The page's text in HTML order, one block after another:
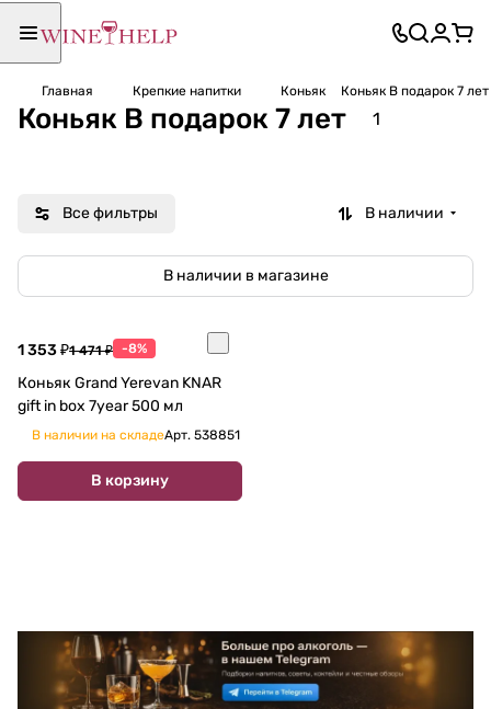
Главная Крепкие напитки Коньяк Коньяк В подарок 7 лет
Коньяк В подарок 7 лет 1
Все фильтры В наличии
В наличии в магазине
1 353 ₽1 471 ₽ -8%
Коньяк Grand Yerevan KNAR
gift in box 7year 500 мл
В наличии на складеАрт. 538851
В корзину